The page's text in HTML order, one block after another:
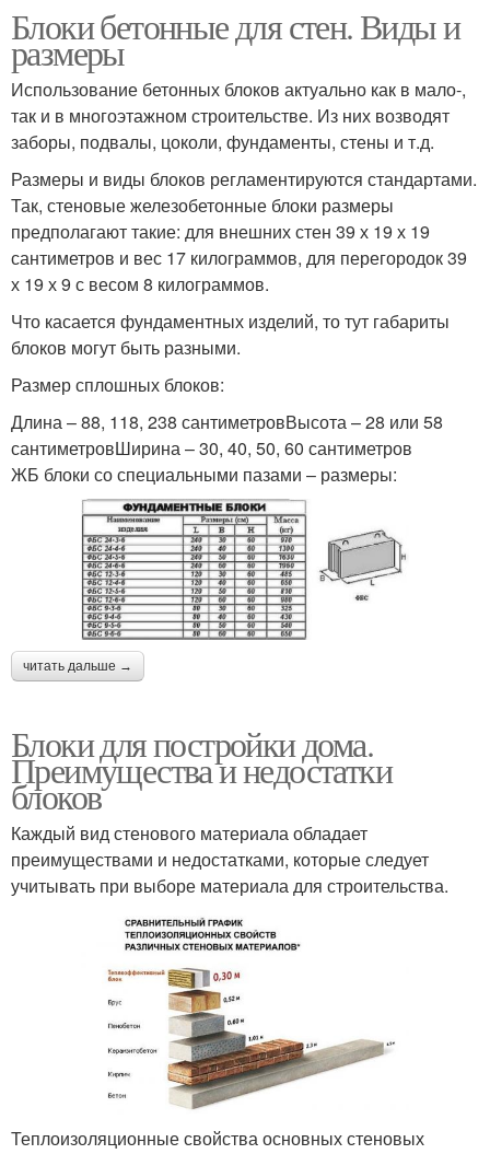
Блоки бетонные для стен. Виды и
размеры
Использование бетонных блоков актуально как в мало-,
так и в многоэтажном строительстве. Из них возводят
заборы, подвалы, цоколи, фундаменты, стены и т.д.
Размеры и виды блоков регламентируются стандартами.
Так, стеновые железобетонные блоки размеры
предполагают такие: для внешних стен 39 х 19 х 19
сантиметров и вес 17 килограммов, для перегородок 39
х 19 х 9 с весом 8 килограммов.
Что касается фундаментных изделий, то тут габариты
блоков могут быть разными.
Размер сплошных блоков:
Длина – 88, 118, 238 сантиметровВысота – 28 или 58
сантиметровШирина – 30, 40, 50, 60 сантиметров
ЖБ блоки со специальными пазами – размеры:
читать дальше →
Блоки для постройки дома.
Преимущества и недостатки
блоков
Каждый вид стенового материала обладает
преимуществами и недостатками, которые следует
учитывать при выборе материала для строительства.
Теплоизоляционные свойства основных стеновых